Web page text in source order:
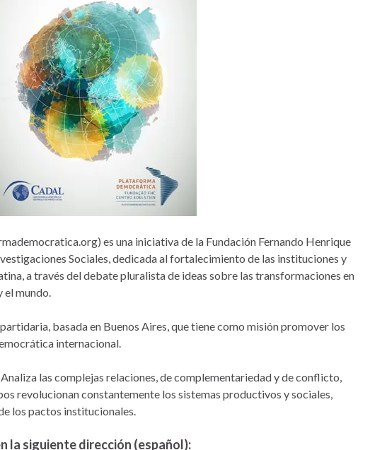
es una iniciativa de la Fundación Fernando Henrique
Sociales, dedicada al fortalecimiento de las instituciones y
a través del debate pluralista de ideas sobre las transformaciones en
el mundo.
basada en Buenos Aires, que tiene como misión promover los
internacional.
las complejas relaciones, de complementariedad y de conflicto,
revolucionan constantemente los sistemas productivos y sociales,
los pactos institucionales.
la siguiente dirección (español):